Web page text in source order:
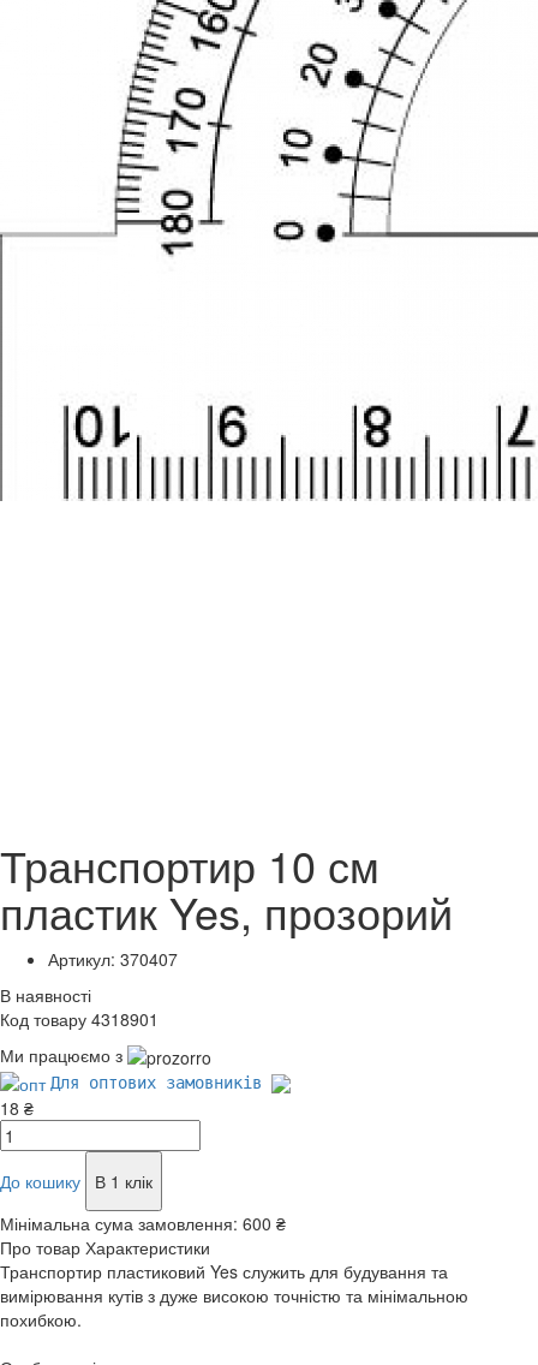
Транспортир 10 см
пластик Yes, прозорий
Артикул: 370407
В наявності
Код товару 4318901
Ми працюємо з
Для оптових замовників
18 ₴
До кошику
В 1 клік
Мінімальна сума замовлення: 600 ₴
Про товар Характеристики
Транспортир пластиковий Yes служить для будування та
вимірювання кутів з дуже високою точністю та мінімальною
похибкою.